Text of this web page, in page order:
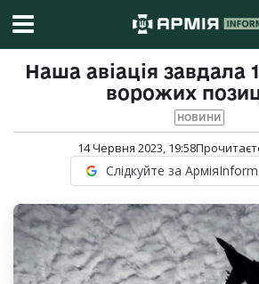
Наша авіація завдала
ворожих
НОВИНИ
14 Червня 2023, 19:58
Слідкуйте за